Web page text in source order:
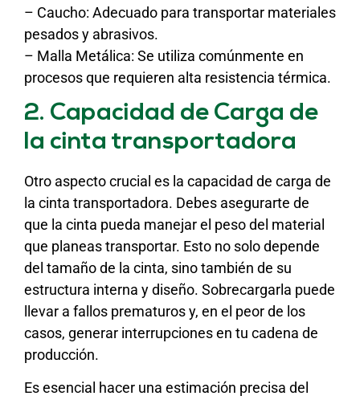
– Caucho: Adecuado para transportar materiales
pesados y abrasivos.
– Malla Metálica: Se utiliza comúnmente en
procesos que requieren alta resistencia térmica.
2. Capacidad de Carga de
la cinta transportadora
Otro aspecto crucial es la capacidad de carga de
la cinta transportadora. Debes asegurarte de
que la cinta pueda manejar el peso del material
que planeas transportar. Esto no solo depende
del tamaño de la cinta, sino también de su
estructura interna y diseño. Sobrecargarla puede
llevar a fallos prematuros y, en el peor de los
casos, generar interrupciones en tu cadena de
producción.
Es esencial hacer una estimación precisa del